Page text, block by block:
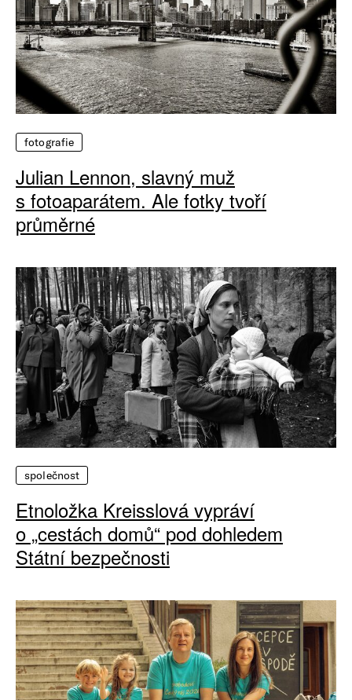
fotografie
Julian Lennon, slavný muž
s fotoaparátem. Ale fotky tvoří
průměrné
společnost
Etnoložka Kreisslová vypráví
o „cestách domů“ pod dohledem
Státní bezpečnosti